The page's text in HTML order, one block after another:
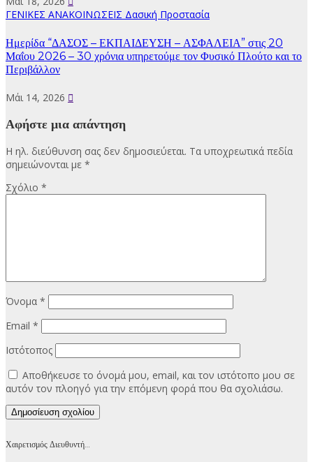
ΓΕΝΙΚΕΣ ΑΝΑΚΟΙΝΩΣΕΙΣ Δασική Προστασία
Ημερίδα “ΔΑΣΟΣ – ΕΚΠΑΙΔΕΥΣΗ – ΑΣΦΑΛΕΙΑ” στις 20
Μαΐου 2026 – 30 χρόνια υπηρετούμε τον Φυσικό Πλούτο και το
Περιβάλλον
Μάι 14, 2026
Αφήστε μια απάντηση
Η ηλ. διεύθυνση σας δεν δημοσιεύεται. Τα υποχρεωτικά πεδία
σημειώνονται με *
Σχόλιο *
Όνομα *
Email *
Ιστότοπος
Αποθήκευσε το όνομά μου, email, και τον ιστότοπο μου σε
αυτόν τον πλοηγό για την επόμενη φορά που θα σχολιάσω.
Χαιρετισμός Διευθυντή…